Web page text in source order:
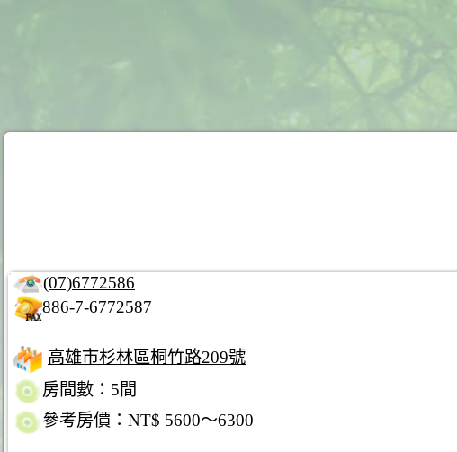
(07)6772586
886-7-6772587
高雄市杉林區桐竹路209號
房間數：5間
參考房價：NT$ 5600～6300